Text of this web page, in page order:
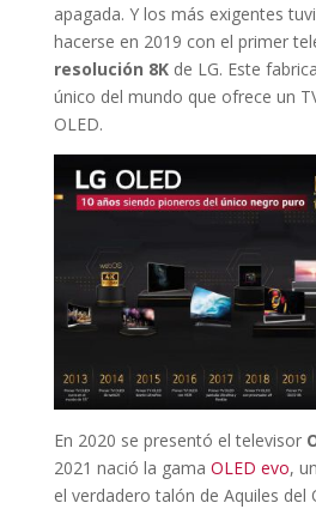
apagada. Y los más exigentes
hacerse en 2019 con el primer
resolución 8Kde LG. Este
único del mundo que ofrece un
OLED.
En 2020 se presentó el televisor
2021 nació la gama OLED evo,
el verdadero talón de Aquiles del